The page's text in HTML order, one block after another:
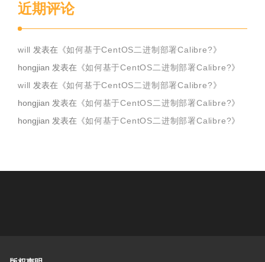
近期评论
will 发表在《如何基于CentOS二进制部署Calibre?》
hongjian 发表在《如何基于CentOS二进制部署Calibre?》
will 发表在《如何基于CentOS二进制部署Calibre?》
hongjian 发表在《如何基于CentOS二进制部署Calibre?》
hongjian 发表在《如何基于CentOS二进制部署Calibre?》